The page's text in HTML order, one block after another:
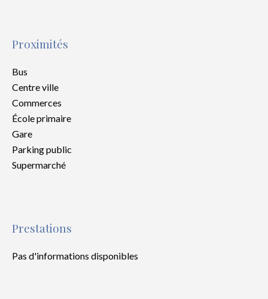
Proximités
Bus
Centre ville
Commerces
École primaire
Gare
Parking public
Supermarché
Prestations
Pas d'informations disponibles